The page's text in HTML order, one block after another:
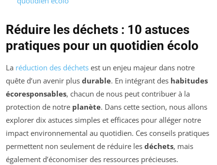
Réduire les déchets : 10 astuces
pratiques pour un quotidien écolo
La réduction des déchets est un enjeu majeur dans notre
quête d’un avenir plus durable. En intégrant des habitudes
écoresponsables, chacun de nous peut contribuer à la
protection de notre planète. Dans cette section, nous allons
explorer dix astuces simples et efficaces pour alléger notre
impact environnemental au quotidien. Ces conseils pratiques
permettent non seulement de réduire les déchets, mais
également d’économiser des ressources précieuses.